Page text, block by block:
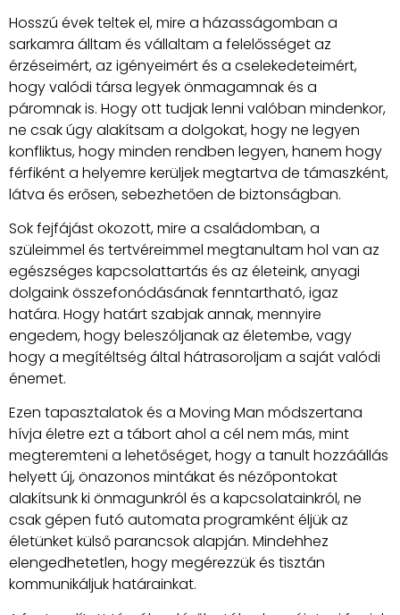
Hosszú évek teltek el, mire a házasságomban a
sarkamra álltam és vállaltam a felelősséget az
érzéseimért, az igényeimért és a cselekedeteimért,
hogy valódi társa legyek önmagamnak és a
páromnak is. Hogy ott tudjak lenni valóban mindenkor,
ne csak úgy alakítsam a dolgokat, hogy ne legyen
konfliktus, hogy minden rendben legyen, hanem hogy
férfiként a helyemre kerüljek megtartva de támaszként,
látva és erősen, sebezhetően de biztonságban.
Sok fejfájást okozott, mire a családomban, a
szüleimmel és tertvéreimmel megtanultam hol van az
egészséges kapcsolattartás és az életeink, anyagi
dolgaink összefonódásának fenntartható, igaz
határa. Hogy határt szabjak annak, mennyire
engedem, hogy beleszóljanak az életembe, vagy
hogy a megítéltség által hátrasoroljam a saját valódi
énemet.
Ezen tapasztalatok és a Moving Man módszertana
hívja életre ezt a tábort ahol a cél nem más, mint
megteremteni a lehetőséget, hogy a tanult hozzáállás
helyett új, önazonos mintákat és nézőpontokat
alakítsunk ki önmagunkról és a kapcsolatainkról, ne
csak gépen futó automata programként éljük az
életünket külső parancsok alapján. Mindehhez
elengedhetetlen, hogy megérezzük és tisztán
kommunikáljuk határainkat.